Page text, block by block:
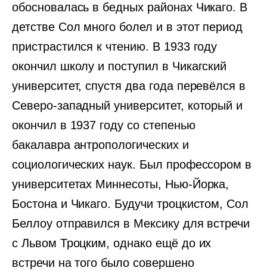
обосновалась в бедных районах Чикаго. В
детстве Сол много болел и в этот период
пристрастился к чтению. В 1933 году
окончил школу и поступил в Чикагский
университет, спустя два года перевёлся в
Северо-западный университет, который и
окончил в 1937 году со степенью
бакалавра антропологических и
социологических наук. Был профессором в
университетах Миннесоты, Нью-Йорка,
Бостона и Чикаго. Будучи троцкистом, Сол
Беллоу отправился в Мексику для встречи
с Львом Троцким, однако ещё до их
встречи на того было совершено